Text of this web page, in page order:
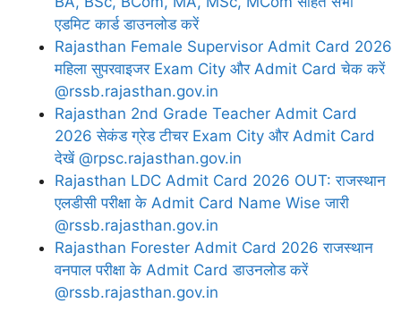
एडमिट कार्ड डाउनलोड करें
Rajasthan Female Supervisor Admit Card 2026
महिला सुपरवाइजर Exam City और Admit Card चेक करें
@rssb.rajasthan.gov.in
Rajasthan 2nd Grade Teacher Admit Card
2026 सेकंड ग्रेड टीचर Exam City और Admit Card
देखें @rpsc.rajasthan.gov.in
Rajasthan LDC Admit Card 2026 OUT: राजस्थान
एलडीसी परीक्षा के Admit Card Name Wise जारी
@rssb.rajasthan.gov.in
Rajasthan Forester Admit Card 2026 राजस्थान
वनपाल परीक्षा के Admit Card डाउनलोड करें
@rssb.rajasthan.gov.in